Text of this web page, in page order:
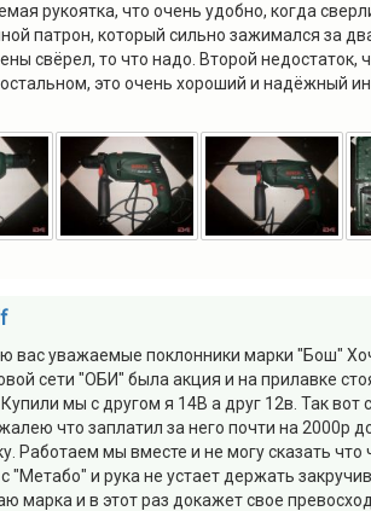
рукоятка, что очень удобно, когда
патрон, который сильно зажимался за
свёрел, то что надо. Второй недостаток,
это очень хороший и надёжный
вас уважаемые поклонники марки "Бош"
сети "ОБИ" была акция и на прилавке
мы с другом я 14В а друг 12в. Так
что заплатил за него почти на 2000р
Работаем мы вместе и не могу сказать
"Метабо" и рука не устает держать
марка и в этот раз докажет свое